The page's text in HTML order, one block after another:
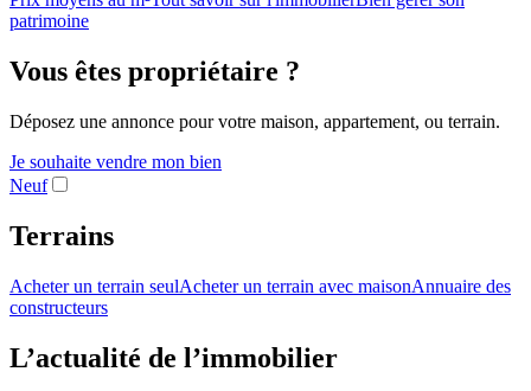
patrimoine
Vous êtes propriétaire ?
Déposez une annonce pour votre maison, appartement, ou terrain.
Je souhaite vendre mon bien
Neuf
Terrains
Acheter un terrain seulAcheter un terrain avec maisonAnnuaire des
constructeurs
L’actualité de l’immobilier